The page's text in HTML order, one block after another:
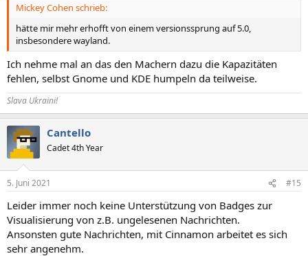
Mickey Cohen schrieb:
hätte mir mehr erhofft von einem versionssprung auf 5.0,
insbesondere wayland.
Ich nehme mal an das den Machern dazu die Kapazitäten
fehlen, selbst Gnome und KDE humpeln da teilweise.
Slava Ukraini!
Cantello
Cadet 4th Year
5. Juni 2021 #15
Leider immer noch keine Unterstützung von Badges zur
Visualisierung von z.B. ungelesenen Nachrichten.
Ansonsten gute Nachrichten, mit Cinnamon arbeitet es sich
sehr angenehm.